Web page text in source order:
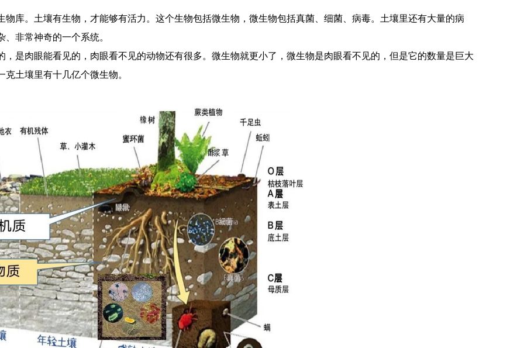
库。土壤有生物，才能够有活力。这个生物包括微生物，微生物包括真菌、细菌、病毒。土壤里还有大量的病
非常神奇的一个系统。
是肉眼能看见的，肉眼看不见的动物还有很多。微生物就更小了，微生物是肉眼看不见的，但是它的数量是巨大
土壤里有十几亿个微生物。